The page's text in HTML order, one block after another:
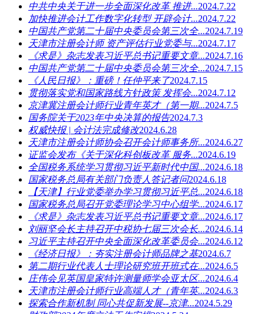
中共中央关于进一步全面深化改革 推进...2024.7.22
加快推进会计工作数字化转型 开辟会计...2024.7.22
中国共产党第二十届中央委员会第三次全...2024.7.19
天津市注册会计师 资产评估行业党委与...2024.7.17
《求是》杂志发表习近平总书记重要文章...2024.7.16
中国共产党第二十届中央委员会第三次全...2024.7.15
《人民日报》：重磅！任仲平来了2024.7.15
贯彻落实党和国家路线方针政策 发挥会...2024.7.12
京津冀注册会计师行业青年英才（第一期...2024.7.5
国务院关于2023年中央决算的报告2024.7.3
权威快报 | 会计法完成修改2024.6.28
天津市注册会计师协会召开会计师事务所...2024.6.27
证监会发布《关于深化科创板改革 服务...2024.6.19
全国税务系统学习贯彻习近平新时代中国...2024.6.18
国家税务总局有关部门负责人答记者问2024.6.18
【天津】行业党委举办学习贯彻习近平总...2024.6.18
国家税务总局召开党委理论学习中心组学...2024.6.17
《求是》杂志发表习近平总书记重要文章...2024.6.17
刘丽坚会长主持召开中税协七届三次会长...2024.6.14
习近平主持召开中央全面深化改革委员会...2024.6.12
《经济日报》：夯实注册会计师品牌之基2024.6.7
第二期行业代表人士理论研究班开班式在...2024.6.5
庄伟会见英国皇家特许测量师学会亚太区...2024.6.4
天津市注册会计师行业高端人才（青年英...2024.6.3
探索合作新机制 同心共促新发展--京津...2024.5.29